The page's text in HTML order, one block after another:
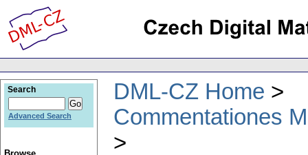
DML-CZ Home
Commentationes
Search
Advanced Search